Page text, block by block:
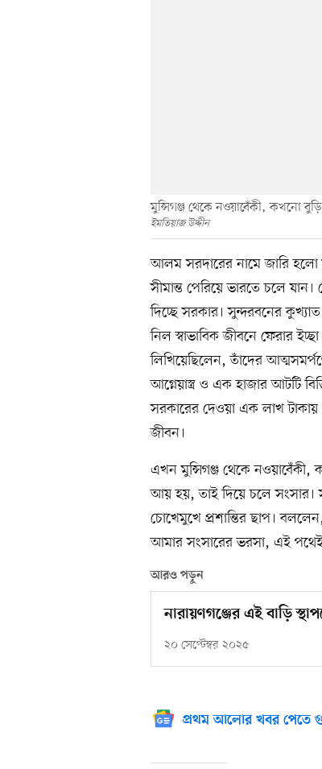
মুন্সিগঞ্জ থেকে নওয়াবেঁকী, কখনো
ইমতিয়াজ উদ্দীন
আলম সরদারের নামে জারি
সীমান্ত পেরিয়ে ভারতে চলে
দিচ্ছে সরকার। সুন্দরবনের
নিল স্বাভাবিক জীবনে ফেরার
লিখিয়েছিলেন, তাঁদের
আগ্নেয়াস্ত্র ও এক হাজার আটটি
সরকারের দেওয়া এক লাখ
জীবন।
এখন মুন্সিগঞ্জ থেকে নওয়াবেঁকী,
আয় হয়, তাই দিয়ে চলে সংসার।
চোখেমুখে প্রশান্তির ছাপ।
আমার সংসারের ভরসা, এই পথেই
আরও পড়ুন
নারায়ণগঞ্জের এই বাড়ি
২০ সেপ্টেম্বর ২০২৫
প্রথম আলোর খবর পেতে